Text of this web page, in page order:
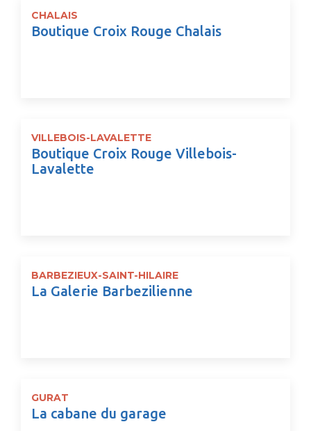
CHALAIS
Boutique Croix Rouge Chalais
VILLEBOIS-LAVALETTE
Boutique Croix Rouge Villebois-
Lavalette
BARBEZIEUX-SAINT-HILAIRE
La Galerie Barbezilienne
GURAT
La cabane du garage